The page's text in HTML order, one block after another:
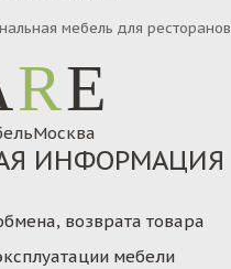
мебель для ресторанов
RE
ИНФОРМАЦИЯ
возврата товара
мебели